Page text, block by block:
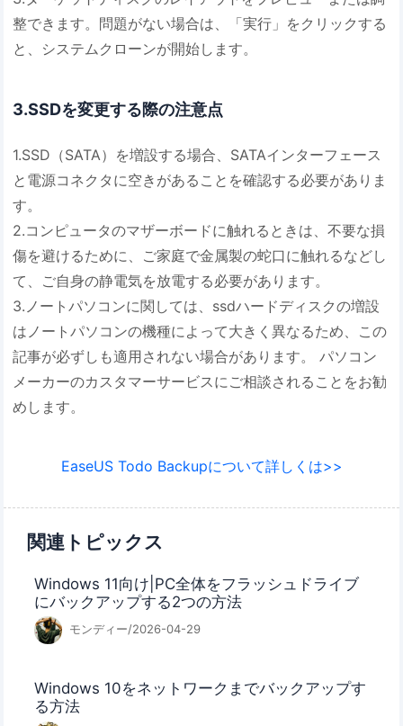
整できます。問題がない場合は、「実行」をクリックする
と、システムクローンが開始します。
3.SSDを変更する際の注意点
1.SSD（SATA）を増設する場合、SATAインターフェース
と電源コネクタに空きがあることを確認する必要がありま
す。
2.コンピュータのマザーボードに触れるときは、不要な損
傷を避けるために、ご家庭で金属製の蛇口に触れるなどし
て、ご自身の静電気を放電する必要があります。
3.ノートパソコンに関しては、ssdハードディスクの増設
はノートパソコンの機種によって大きく異なるため、この
記事が必ずしも適用されない場合があります。 パソコン
メーカーのカスタマーサービスにご相談されることをお勧
めします。
EaseUS Todo Backupについて詳しくは>>
関連トピックス
Windows 11向け|PC全体をフラッシュドライブ
にバックアップする2つの方法
モンディー/2026-04-29
Windows 10をネットワークまでバックアップす
る方法